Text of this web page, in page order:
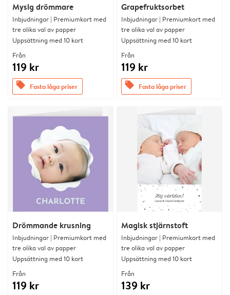
Mysig drömmare
Inbjudningar | Premiumkort med
tre olika val av papper
Uppsättning med 10 kort
Från
119 kr
offers Fasta låga priser
Grapefruktsorbet
Inbjudningar | Premiumkort med
tre olika val av papper
Uppsättning med 10 kort
Från
119 kr
offers Fasta låga priser
Drömmande krusning
Inbjudningar | Premiumkort med
tre olika val av papper
Uppsättning med 10 kort
Från
119 kr
Magisk stjärnstoft
Inbjudningar | Premiumkort med
tre olika val av papper
Uppsättning med 10 kort
Från
139 kr